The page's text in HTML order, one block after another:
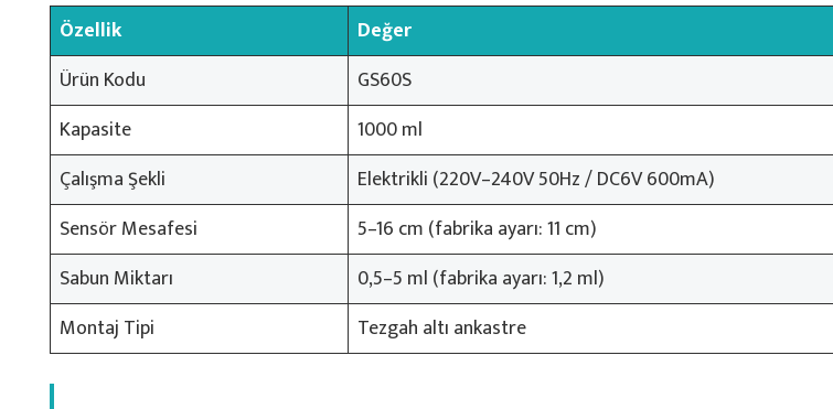
Özellik
Değer
Ürün Kodu
GS60S
Kapasite
1000 ml
Çalışma Şekli
Elektrikli (220V–240V 50Hz / DC6V 600mA)
Sensör Mesafesi
5–16 cm (fabrika ayarı: 11 cm)
Sabun Miktarı
0,5–5 ml (fabrika ayarı: 1,2 ml)
Montaj Tipi
Tezgah altı ankastre